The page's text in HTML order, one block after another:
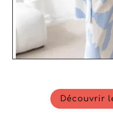
Découvrir